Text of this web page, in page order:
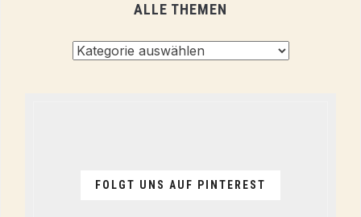
ALLE THEMEN
FOLGT UNS AUF PINTEREST